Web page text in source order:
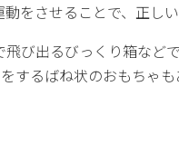
をさせることで、正し
び出るびっくり箱など
するばね状のおもちゃも